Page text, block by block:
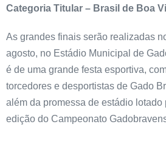
Categoria Titular – Brasil de Boa
As grandes finais serão realizadas
agosto, no Estádio Municipal de
é de uma grande festa esportiva,
torcedores e desportistas de Gado
além da promessa de estádio lotado
edição do Campeonato